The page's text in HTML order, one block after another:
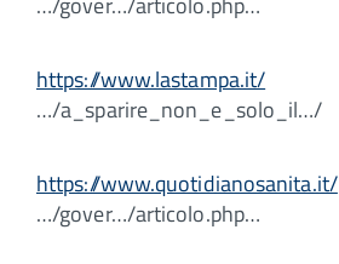
https://www.lastampa.it/
…/a_sparire_non_e_solo_il…/
https://www.quotidianosanita.it/
…/gover…/articolo.php…